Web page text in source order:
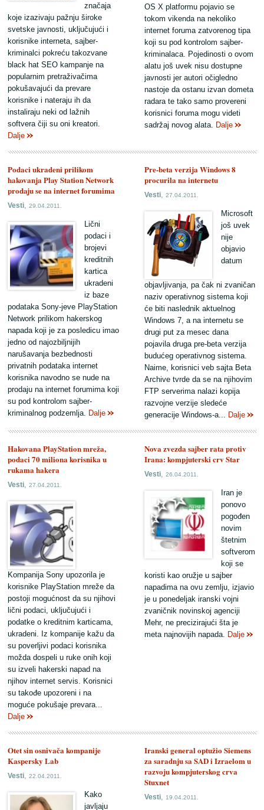
OS X platformu pojavio se
tokom vikenda na nekoliko
internet foruma zatvorenog tipa
koji su pod kontrolom sajber-
kriminalaca. Pojedinosti o ovom
alatu još uvek nisu dostupne
javnosti jer autori očigledno
nastoje da ostanu izvan dometa
radara te tako samo provereni
korisnici foruma mogu videti
sadržaj novog alata. Dalje
značaja
koje izazivaju pažnju široke
svetske javnosti, uključujući i
korisnike interneta, sajber-
kriminalci pokreću takozvane
black hat SEO kampanje na
popularnim pretraživačima
pokušavajući da prevare
korisnike i nateraju ih da
instaliraju neki od lažnih
softvera čiji su oni kreatori.
Dalje
Pre-beta verzija Windows 8
procurila na internetu
Vesti,27.04.2011.
Microsoft
još uvek
nije
objavio
datum
objavljivanja, pa čak ni zvaničan
naziv operativnog sistema koji
će biti naslednik aktuelnog
Windows 7, a na internetu se
drugi put za mesec dana
pojavila druga pre-beta verzija
budućeg operativnog sistema.
Naime, korisnici veb sajta Beta
Archive tvrde da se na njihovim
FTP serverima nalazi kopija
razvojne verzije sledeće
generacije Windows-a... Dalje
Podaci ukradeni prilikom
hakovanja Play Station Network
prodaju se na internet forumima
Vesti,29.04.2011.
Lični
podaci i
brojevi
kreditnih
kartica
ukradeni
iz baze
podataka Sony-jeve PlayStation
Network prilikom hakerskog
napada koji je za posledicu imao
jedno od najozbiljnijih
narušavanja bezbednosti
privatnih podataka internet
korisnika navodno se nude na
prodaju na internet forumima koji
su pod kontrolom sajber-
kriminalnog podzemlja. Dalje
Nova zvezda sajber rata protiv
Irana: kompjuterski crv Star
Vesti,26.04.2011.
Iran je
ponovo
pogođen
novim
štetnim
softverom
koji se
koristi kao oružje u sajber
napadima na ovu zemlju, izjavio
je u ponedeljak iranski vojni
zvaničnik novinskoj agenciji
Mehr, ne precizirajući šta je
meta najnovijih napada. Dalje
Hakovana PlayStation mreža,
podaci 70 miliona korisnika u
rukama hakera
Vesti,27.04.2011.
Kompanija Sony upozorila je
korisnike PlayStation mreže da
postoji mogućnost da su njihovi
lični podaci, uključujući i
podatke o kreditnim karticama,
ukradeni. Iz kompanije kažu da
su poverljivi podaci korisnika
možda dospeli u ruke onih koji
su izveli hakerski napad na
njihov internet servis. Korisnici
su takođe upozoreni i na
moguće pokušaje prevara...
Dalje
Iranski general optužio Siemens
za saradnju sa SAD i Izraelom u
razvoju kompjuterskog crva
Stuxnet
Vesti,19.04.2011.
Otet sin osnivača kompanije
Kaspersky Lab
Vesti,22.04.2011.
Kako
javljaju